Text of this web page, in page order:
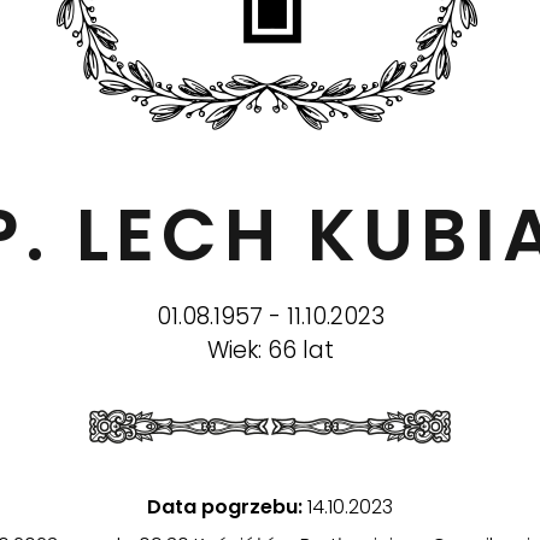
LECH
01.08.1957 - 11.10.2023
Wiek: 66 lat
Data pogrzebu:14.10.2023